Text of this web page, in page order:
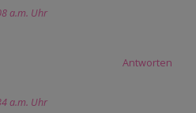
a.m. Uhr
Antworten
a.m. Uhr